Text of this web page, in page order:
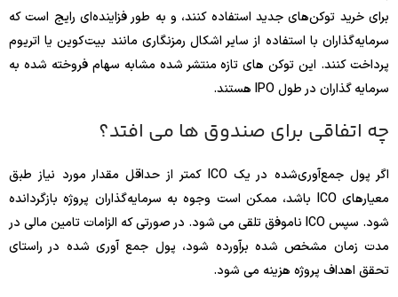
برای خرید توکن‌های جدید استفاده کنند، و به طور فزاینده‌ای رایج است که
سرمایه‌گذاران با استفاده از سایر اشکال رمزنگاری مانند بیت‌کوین یا اتریوم
پرداخت کنند. این توکن های تازه منتشر شده مشابه سهام فروخته شده به
سرمایه گذاران در طول IPO هستند.
چه اتفاقی برای صندوق ها می افتد؟
اگر پول جمع‌آوری‌شده در یک ICO کمتر از حداقل مقدار مورد نیاز طبق
معیارهای ICO باشد، ممکن است وجوه به سرمایه‌گذاران پروژه بازگردانده
شود. سپس ICO ناموفق تلقی می شود. در صورتی که الزامات تامین مالی در
مدت زمان مشخص شده برآورده شود، پول جمع آوری شده در راستای
تحقق اهداف پروژه هزینه می شود.